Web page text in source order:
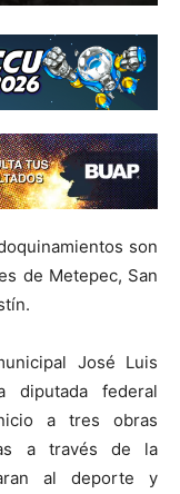
son
de Metepec, San
José Luis
diputada federal
a tres obras
a través de la
al deporte y